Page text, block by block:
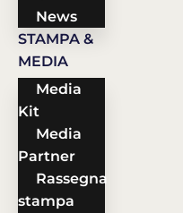
News
STAMPA &
MEDIA
Media
Kit
Media
Partner
Rassegna
stampa